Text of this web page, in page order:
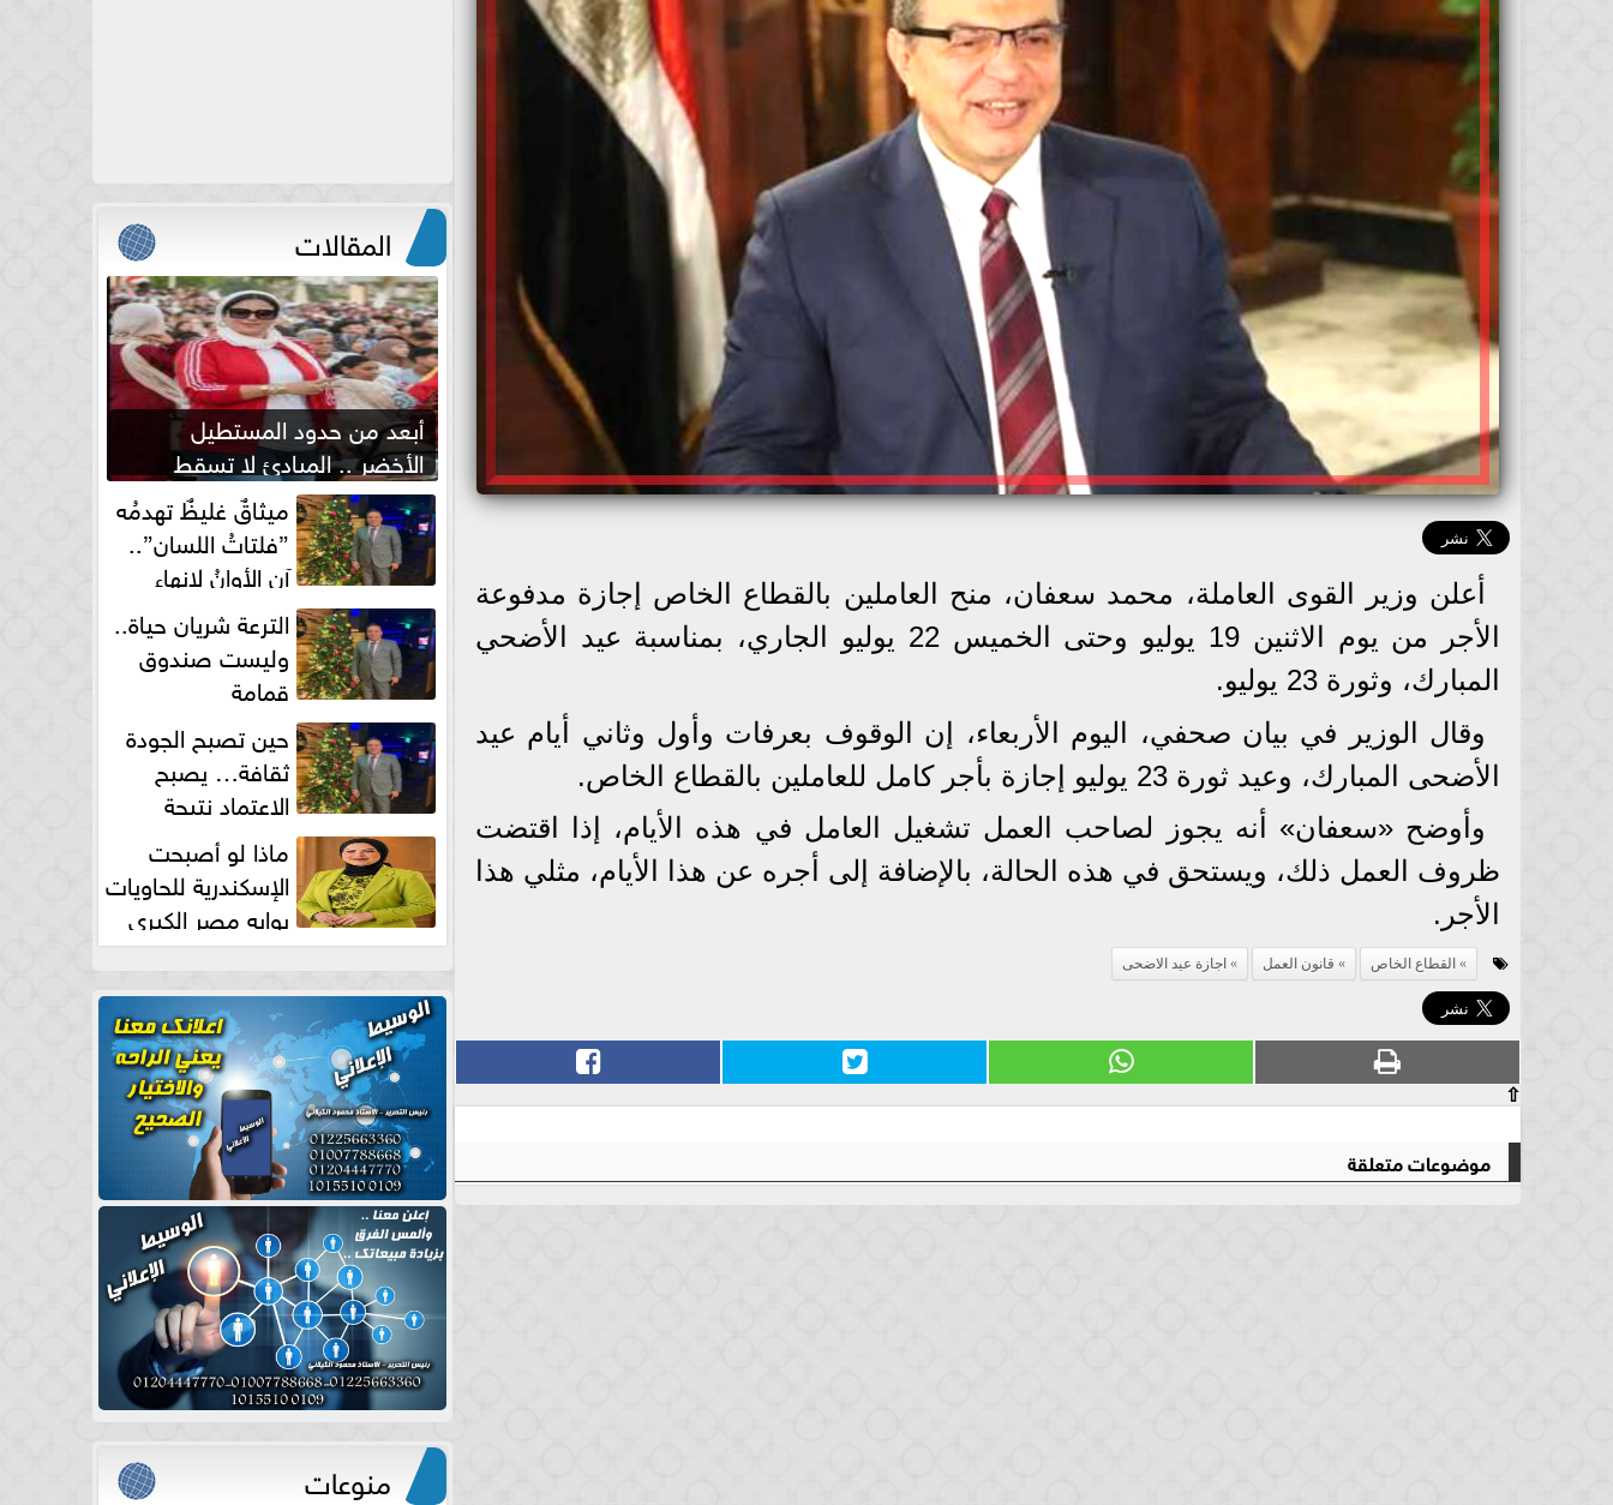
أعلن وزير القوى العاملة، محمد سعفان، منح العاملين بالقطاع الخاص إجازة مدفوعة
الأجر من يوم الاثنين 19 يوليو وحتى الخميس 22 يوليو الجاري، بمناسبة عيد الأضحي
المبارك، وثورة 23 يوليو.
وقال الوزير في بيان صحفي، اليوم الأربعاء، إن الوقوف بعرفات وأول وثاني أيام عيد
الأضحى المبارك، وعيد ثورة 23 يوليو إجازة بأجر كامل للعاملين بالقطاع الخاص.
وأوضح «سعفان» أنه يجوز لصاحب العمل تشغيل العامل في هذه الأيام، إذا اقتضت
ظروف العمل ذلك، ويستحق في هذه الحالة، بالإضافة إلى أجره عن هذا الأيام، مثلي هذا
الأجر.
القطاع الخاص قانون العمل اجازة عيد الاضحى
⇧
موضوعات متعلقة
المقالات
أبعد من حدود المستطيل
الأخضر .. المبادئ لا تسقط
بصفارة الحكم ميثاقٌ غليظٌ تهدمُه
”فلتاتُ اللسان”..
آن الأوانُ لإنهاءِ
فوضى الطلاق الشفهي!الترعة شريان حياة..
وليست صندوق
قمامة
حين تصبح الجودة
ثقافة… يصبح
الاعتماد نتيجة
طبيعية
ماذا لو أصبحت
الإسكندرية للحاويات
بوابه مصر الكبري
للتجارة العالمية بقلم د...
منوعات